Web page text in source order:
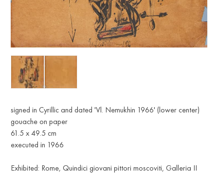
signed in Cyrillic and dated 'Vl. Nemukhin 1966' (lower center)
gouache on paper
61.5 х 49.5 cm
executed in 1966
Exhibited: Rome, Quindici giovani pittori moscoviti, Galleria II